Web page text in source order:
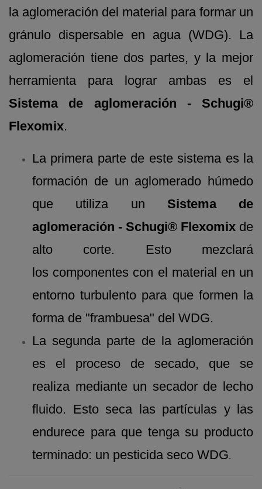
la aglomeración del material para formar un
gránulo dispersable en agua (WDG). La
aglomeración tiene dos partes, y la mejor
herramienta para lograr ambas es el
Sistema de aglomeración - Schugi®
Flexomix.
La primera parte de este sistema es la
formación de un aglomerado húmedo
que utiliza un Sistema de
aglomeración - Schugi® Flexomix de
alto corte. Esto mezclará
los componentes con el material en un
entorno turbulento para que formen la
forma de "frambuesa" del WDG.
La segunda parte de la aglomeración
es el proceso de secado, que se
realiza mediante un secador de lecho
fluido. Esto seca las partículas y las
endurece para que tenga su producto
terminado: un pesticida seco WDG.